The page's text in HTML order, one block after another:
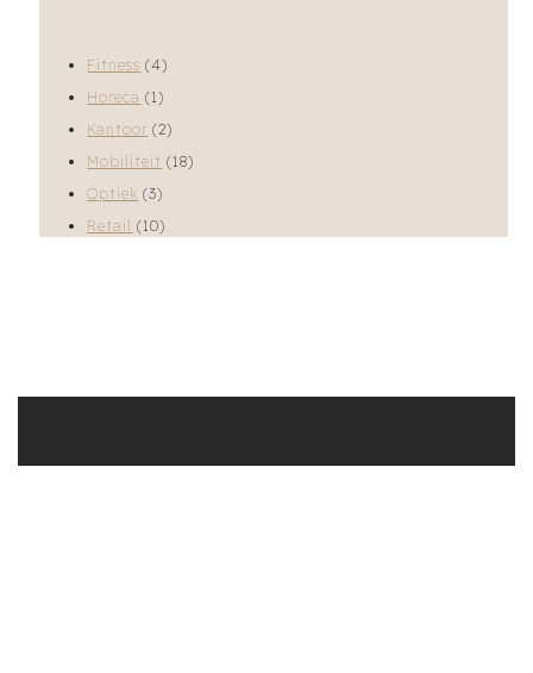
Fitness (4)
Horeca (1)
Kantoor (2)
Mobiliteit (18)
Optiek (3)
Retail
(10)